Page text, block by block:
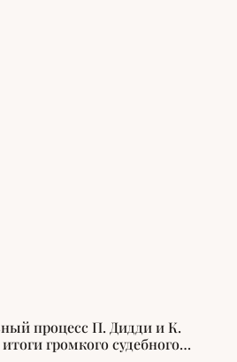
процесс П. Дидди и К.
громкого судебного